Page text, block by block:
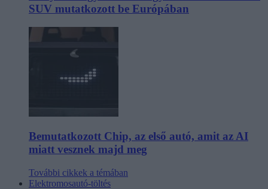
SUV mutatkozott be Európában
Bemutatkozott Chip, az első autó, amit az AI
miatt vesznek majd meg
További cikkek a témában
Elektromosautó-töltés